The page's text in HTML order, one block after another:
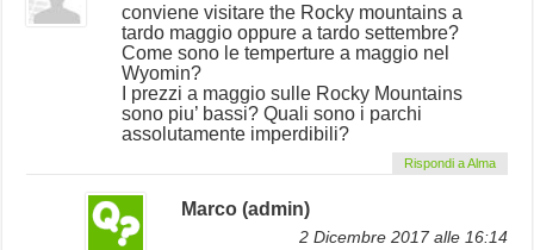
conviene visitare the Rocky mountains a
tardo maggio oppure a tardo settembre?
Come sono le temperture a maggio nel
Wyomin?
I prezzi a maggio sulle Rocky Mountains
sono piu’ bassi? Quali sono i parchi
assolutamente imperdibili?
Rispondi a Alma
Marco (admin)
2 Dicembre 2017 alle 16:14